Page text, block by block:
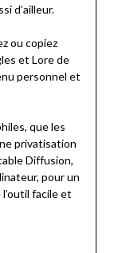
d’ailleur.
ou copiez
et Lore de
personnel et
que les
privatisation
Diffusion,
pour un
facile et